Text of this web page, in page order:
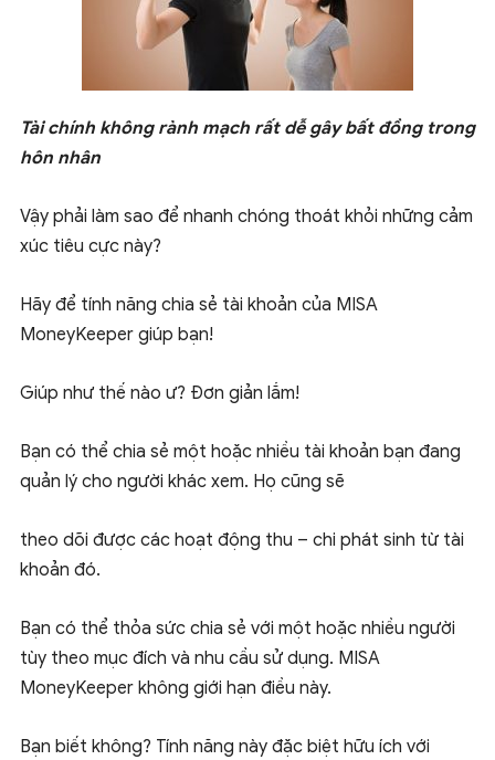
Tài chính không rành mạch rất dễ gây bất đồng trong
hôn nhân
Vậy phải làm sao để nhanh chóng thoát khỏi những cảm
xúc tiêu cực này?
Hãy để tính năng chia sẻ tài khoản của MISA
MoneyKeeper giúp bạn!
Giúp như thế nào ư? Đơn giản lắm!
Bạn có thể chia sẻ một hoặc nhiều tài khoản bạn đang
quản lý cho người khác xem. Họ cũng sẽ
theo dõi được các hoạt động thu – chi phát sinh từ tài
khoản đó.
Bạn có thể thỏa sức chia sẻ với một hoặc nhiều người
tùy theo mục đích và nhu cầu sử dụng. MISA
MoneyKeeper không giới hạn điều này.
Bạn biết không? Tính năng này đặc biệt hữu ích với